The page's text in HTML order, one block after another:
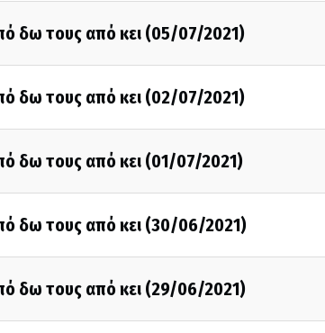
δω τους από κει (05/07/2021)
δω τους από κει (02/07/2021)
δω τους από κει (01/07/2021)
δω τους από κει (30/06/2021)
δω τους από κει (29/06/2021)